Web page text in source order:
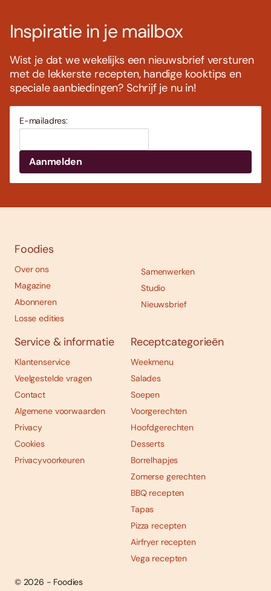
Inspiratie in je mailbox
Wist je dat we wekelijks een nieuwsbrief versturen
met de lekkerste recepten, handige kooktips en
speciale aanbiedingen? Schrijf je nu in!
E-mailadres:
Foodies
Over ons
Magazine
Abonneren
Losse edities
Samenwerken
Studio
Nieuwsbrief
Service & informatie
Klantenservice
Veelgestelde vragen
Contact
Algemene voorwaarden
Privacy
Cookies
Privacyvoorkeuren
Receptcategorieën
Weekmenu
Salades
Soepen
Voorgerechten
Hoofdgerechten
Desserts
Borrelhapjes
Zomerse gerechten
BBQ recepten
Tapas
Pizza recepten
Airfryer recepten
Vega recepten
© 2026 - Foodies